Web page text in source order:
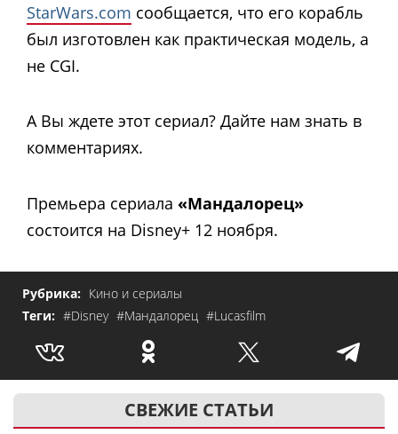
StarWars.com сообщается, что его корабль
был изготовлен как практическая модель, а
не CGI.
А Вы ждете этот сериал? Дайте нам знать в
комментариях.
Премьера сериала «Мандалорец»
состоится на Disney+ 12 ноября.
Рубрика: Кино и сериалы
Теги: #Disney #Мандалорец #Lucasfilm
СВЕЖИЕ СТАТЬИ